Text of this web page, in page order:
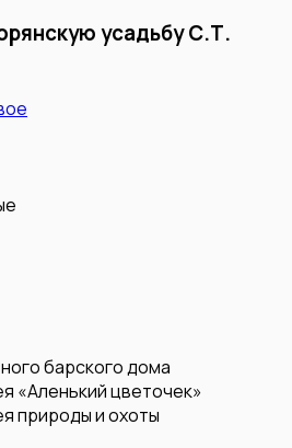
усадьбу С.Т.
барского дома
«Аленький цветочек»
природы и охоты